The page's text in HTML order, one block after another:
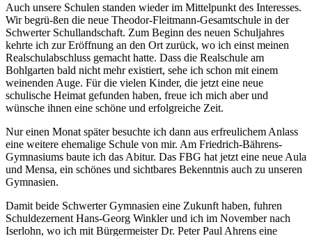
Auch unsere Schulen standen wieder im Mittelpunkt des Interesses.
Wir begrü-ßen die neue Theodor-Fleitmann-Gesamtschule in der
Schwerter Schullandschaft. Zum Beginn des neuen Schuljahres
kehrte ich zur Eröffnung an den Ort zurück, wo ich einst meinen
Realschulabschluss gemacht hatte. Dass die Realschule am
Bohlgarten bald nicht mehr existiert, sehe ich schon mit einem
weinenden Auge. Für die vielen Kinder, die jetzt eine neue
schulische Heimat gefunden haben, freue ich mich aber und
wünsche ihnen eine schöne und erfolgreiche Zeit.
Nur einen Monat später besuchte ich dann aus erfreulichem Anlass
eine weitere ehemalige Schule von mir. Am Friedrich-Bährens-
Gymnasiums baute ich das Abitur. Das FBG hat jetzt eine neue Aula
und Mensa, ein schönes und sichtbares Bekenntnis auch zu unseren
Gymnasien.
Damit beide Schwerter Gymnasien eine Zukunft haben, fuhren
Schuldezernent Hans-Georg Winkler und ich im November nach
Iserlohn, wo ich mit Bürgermeister Dr. Peter Paul Ahrens eine